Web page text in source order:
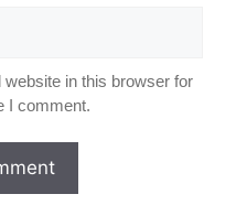
in this browser for
I comment.